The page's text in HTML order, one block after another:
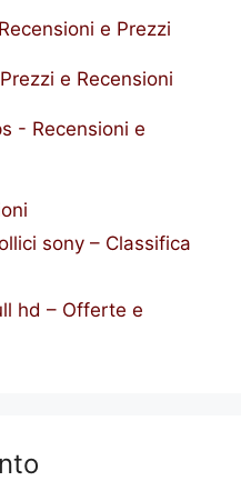
e Prezzi
e Recensioni
- Recensioni e
sony – Classifica
hd – Offerte e